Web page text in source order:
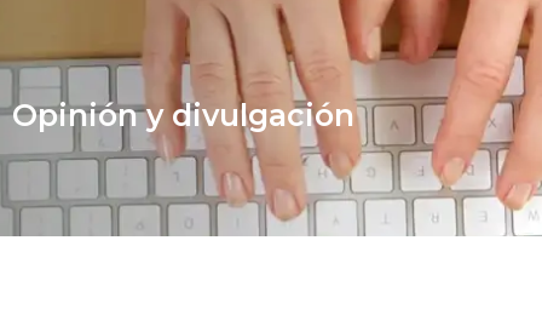
Opinión y divulgación